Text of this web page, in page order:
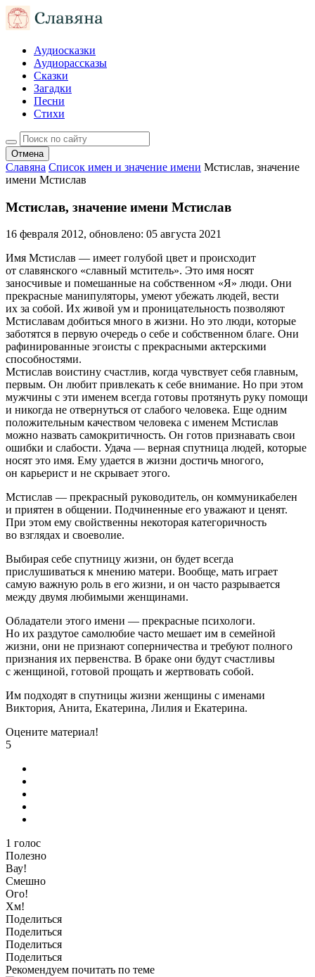
Аудиосказки
Аудиорассказы
Сказки
Загадки
Песни
Стихи
Отмена
Славяна Список имен и значение имени Мстислав, значение
имени Мстислав
Мстислав, значение имени Мстислав
16 февраля 2012, обновлено: 05 августа 2021
Имя Мстислав — имеет голубой цвет и происходит
от славянского «славный мститель». Это имя носят
заносчивые и помешанные на собственном «Я» люди. Они
прекрасные манипуляторы, умеют убежать людей, вести
их за собой. Их живой ум и проницательность позволяют
Мстиславам добиться много в жизни. Но это люди, которые
заботятся в первую очередь о себе и собственном благе. Они
рафинированные эгоисты с прекрасными актерскими
способностями.
Мстислав воистину счастлив, когда чувствует себя главным,
первым. Он любит привлекать к себе внимание. Но при этом
мужчины с эти именем всегда готовы протянуть руку помощи
и никогда не отвернуться от слабого человека. Еще одним
положительным качеством человека с именем Мстислав
можно назвать самокритичность. Он готов признавать свои
ошибки и слабости. Удача — верная спутница людей, которые
носят это имя. Ему удается в жизни достичь многого,
он карьерист и не скрывает этого.
Мстислав — прекрасный руководитель, он коммуникабелен
и приятен в общении. Подчиненные его уважают и ценят.
При этом ему свойственны некоторая категоричность
во взглядах и своеволие.
Выбирая себе спутницу жизни, он будет всегда
прислушиваться к мнению матери. Вообще, мать играет
самую важную роль в его жизни, и он часто разрывается
между двумя любимыми женщинами.
Обладатели этого имени — прекрасные психологи.
Но их раздутое самолюбие часто мешает им в семейной
жизни, они не признают соперничества и требуют полного
признания их первенства. В браке они будут счастливы
с женщиной, готовой прощать и жертвовать собой.
Им подходят в спутницы жизни женщины с именами
Виктория, Анита, Екатерина, Лилия и Екатерина.
Оцените материал!
5
1 голос
Полезно
Вау!
Смешно
Ого!
Хм!
Поделиться
Поделиться
Поделиться
Поделиться
Рекомендуем почитать по теме